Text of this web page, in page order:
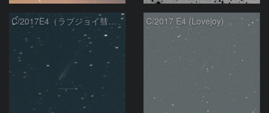
C/2017E4（ラブジョイ彗星） C/2017 E4 (Lovejoy)